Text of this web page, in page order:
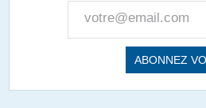
avec la guerre actuelle en Ukraine est
sang par les mêmes cuisiniers.